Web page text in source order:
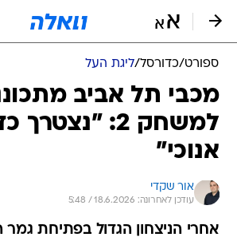
ספורט/כדורסל/ליגת העל
מכבי תל אביב
למשחק 2:
אנוכי"
אור שקדי
עודכן לאחרונה: 18.6.2026 / 5:48
אחרי הניצחון הגדול בפתיחת גמר